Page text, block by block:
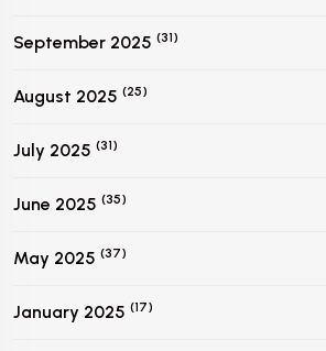
September 2025 (31)
August 2025 (25)
July 2025 (31)
June 2025 (35)
May 2025 (37)
January 2025 (17)